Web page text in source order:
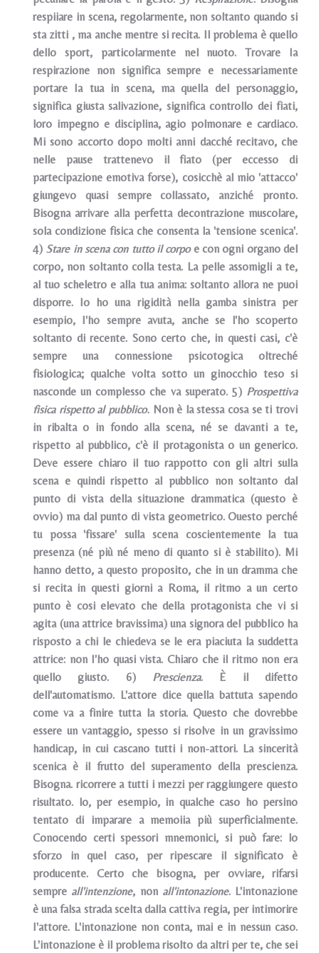
respiiare in scena, regolarmente, non soltanto quando si
sta zitti , ma anche mentre si recita. Il problema è quello
dello sport, particolarmente nel nuoto. Trovare Ia
respirazione non significa sempre e necessariamente
portare Ia tua in scena, ma quella del personaggio,
significa giusta salivazione, significa controllo dei fiati,
loro impegno e disciplina, agio polmonare e cardiaco.
Mi sono accorto dopo molti anni dacché recitavo, che
nelle pause trattenevo il fiato (per eccesso di
partecipazione emotiva forse), cosicchè al mio 'attacco'
giungevo quasi sempre collassato, anziché pronto.
Bisogna arrivare alla perfetta decontrazione muscolare,
sola condizione fisica che consenta la 'tensione scenica'.
4) Stare in scena con tutto il corpoe con ogni organo del
corpo, non soltanto colla testa. La pelle assomigli a te,
al tuo scheletro e alla tua anima: soltanto allora ne puoi
disporre. Io ho una rigidità nella gamba sinistra per
esempio, I'ho sempre avuta, anche se l'ho scoperto
soltanto di recente. Sono certo che, in questi casi, c'è
sempre una connessione psicotogica oltreché
fisiologica; qualche volta sotto un ginocchio teso si
nasconde un complesso che va superato. 5) Prospettiva
fisica rispetto al pubblico.Non è la stessa cosa se ti trovi
in ribalta o in fondo alla scena, né se davanti a te,
rispetto al pubblico, c'è il protagonista o un generico.
Deve essere chiaro il tuo rappotto con gli altri sulla
scena e quindi rispetto al pubblico non soltanto dal
punto di vista della situazione drammatica (questo è
ovvio) ma dal punto di vista geometrico. Ouesto perché
tu possa 'fissare' sulla scena coscientemente la tua
presenza (né più né meno di quanto si è stabilito). Mi
hanno detto, a questo proposito, che in un dramma che
si recita in questi giorni a Roma, il ritmo a un certo
punto è cosi elevato che della protagonista che vi si
agita (una attrice bravissima) una signora del pubblico ha
risposto a chi le chiedeva se le era piaciuta la suddetta
attrice: non I'ho quasi vista. Chiaro che il ritmo non era
quello giusto. 6) Prescienza. È il difetto
dell'automatismo. L'attore dice quella battuta sapendo
come va a finire tutta la storia. Questo che dovrebbe
essere un vantaggio, spesso si risolve in un gravissimo
handicap, in cui cascano tutti i non-attori. La sincerità
scenica è il frutto del superamento della prescienza.
Bisogna. ricorrere a tutti i mezzi per raggiungere questo
risultato. lo, per esempio, in qualche caso ho persino
tentato di imparare a memoiia più superficialmente.
Conocendo certi spessori mnemonici, si può fare: lo
sforzo in quel caso, per ripescare il significato è
producente. Certo che bisogna, per ovviare, rifarsi
sempre all'intenzione, non all'intonazione. L'intonazione
è una falsa strada scelta dalla cattiva regia, per intimorire
I'attore. L'intonazione non conta, mai e in nessun caso.
L'intonazione è il problema risolto da altri per te, che sei